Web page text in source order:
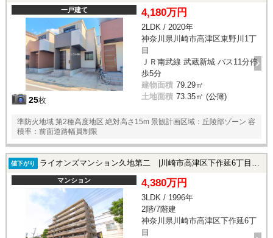
一戸建て
25枚
4,180万円
2LDK / 2020年
神奈川県川崎市高津区東野川1丁
目
ＪＲ南武線 武蔵新城 バス11分停
歩5分
建物面積 79.29㎡
土地面積 73.35㎡ (公簿)
準防火地域 第2種高度地区 絶対高さ15m 景観計画区域：丘陵部ゾーン 容
積率：前面道路幅員制限
値下がり ライオンズマンション久地第二 |川崎市高津区下作延6丁目の中古マンション
マンション 4,380万円
3LDK / 1996年
2階/7階建
神奈川県川崎市高津区下作延6丁
目